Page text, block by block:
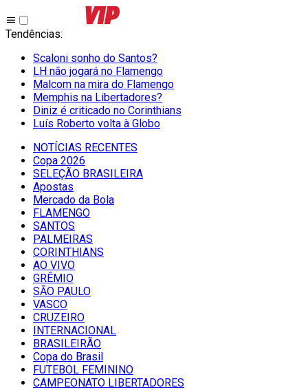
Tendências:
Scaloni sonho do Santos?
LH não jogará no Flamengo
Malcom na mira do Flamengo
Memphis na Libertadores?
Diniz é criticado no Corinthians
Luís Roberto volta à Globo
NOTÍCIAS RECENTES
Copa 2026
SELEÇÃO BRASILEIRA
Apostas
Mercado da Bola
FLAMENGO
SANTOS
PALMEIRAS
CORINTHIANS
AO VIVO
GRÊMIO
SĀO PAULO
VASCO
CRUZEIRO
INTERNACIONAL
BRASILEIRÃO
Copa do Brasil
FUTEBOL FEMININO
CAMPEONATO LIBERTADORES